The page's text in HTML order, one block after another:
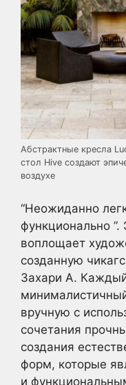
Абстрактные кресла
стол Hive создают
воздухе
“Неожиданно
функционально
воплощает
созданную
Захари А.
вручную с
сочетания
создания
форм, которые
и